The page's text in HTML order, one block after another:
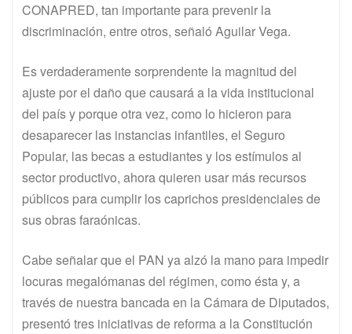
CONAPRED, tan importante para prevenir la
discriminación, entre otros, señaló Aguilar Vega.
Es verdaderamente sorprendente la magnitud del
ajuste por el daño que causará a la vida institucional
del país y porque otra vez, como lo hicieron para
desaparecer las instancias infantiles, el Seguro
Popular, las becas a estudiantes y los estímulos al
sector productivo, ahora quieren usar más recursos
públicos para cumplir los caprichos presidenciales de
sus obras faraónicas.
Cabe señalar que el PAN ya alzó la mano para impedir
locuras megalómanas del régimen, como ésta y, a
través de nuestra bancada en la Cámara de Diputados,
presentó tres iniciativas de reforma a la Constitución